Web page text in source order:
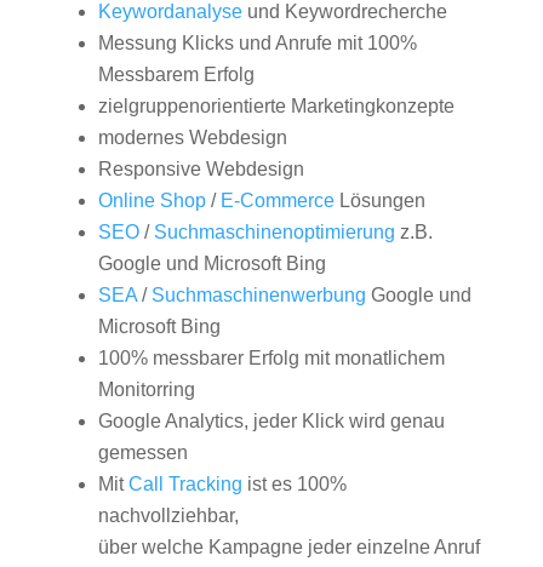
Keywordanalyseund Keywordrecherche
Messung Klicks und Anrufe mit 100%
Messbarem Erfolg
zielgruppenorientierte Marketingkonzepte
modernes Webdesign
Responsive Webdesign
Online Shop/ E-CommerceLösungen
SEO/ Suchmaschinenoptimierung z.B.
Google und Microsoft Bing
SEA/ Suchmaschinenwerbung Google und
Microsoft Bing
100% messbarer Erfolg mit monatlichem
Monitorring
Google Analytics, jeder Klick wird genau
gemessen
MitCall Tracking ist es 100%
nachvollziehbar,
über welche Kampagne jeder einzelne Anruf